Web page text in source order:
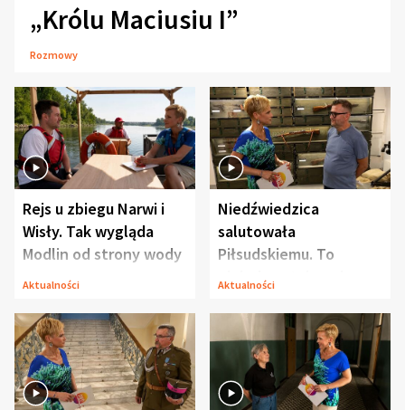
„Królu Maciusiu I”
Rozmowy
Rejs u zbiegu Narwi i
Wisły. Tak wygląda
Modlin od strony wody
Aktualności
Niedźwiedzica
salutowała
Piłsudskiemu. To
niejedyna tajemnica
Aktualności